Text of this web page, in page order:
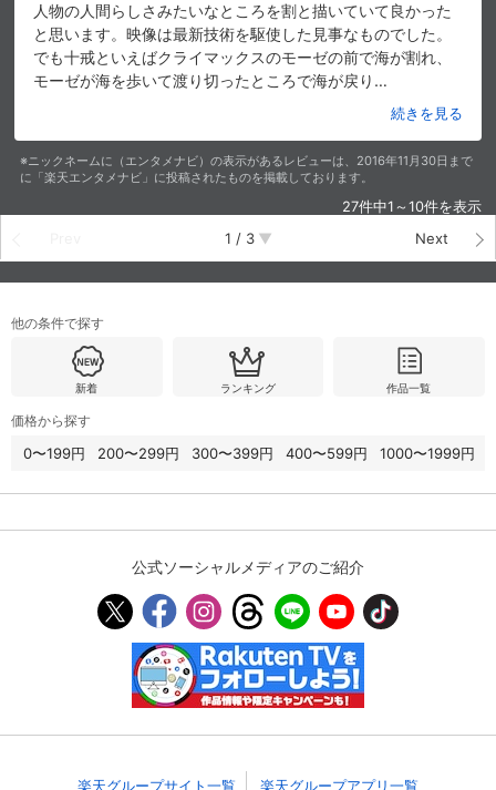
人物の人間らしさみたいなところを割と描いていて良かった
と思います。映像は最新技術を駆使した見事なものでした。
でも十戒といえばクライマックスのモーゼの前で海が割れ、
モーゼが海を歩いて渡り切ったところで海が戻り …
続きを見る
※ニックネームに（エンタメナビ）の表示があるレビューは、2016年11月30日まで
に「楽天エンタメナビ」に投稿されたものを掲載しております。
27件中1～10件を表示
1 / 3 Next
他の条件で探す
新着 ランキング 作品一覧
価格から探す
0〜199円 200〜299円 300〜399円 400〜599円 1000〜1999円
公式ソーシャルメディアのご紹介
楽天グループサイト一覧 楽天グループアプリ一覧